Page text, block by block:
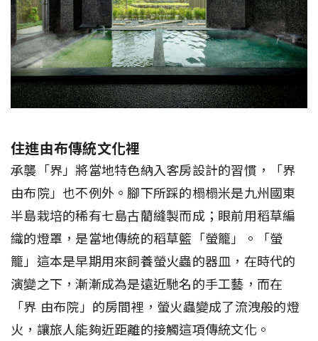
住進由布傳統文化裡
承襲「界」將當地特色納入客房設計的習慣，「界
由布院」也不例外。腳下所踩的榻榻米是九州國東
半島栽培的稀有七島古藺縫製而成；眼前用稻草編
織的燈罩，是當地傳統的稻草籃「螢籠」。「螢
籠」這本是早期用來飼養螢火蟲的器皿，在時代的
演變之下，漸漸成為是遠近馳名的手工藝，而在
「界 由布院」的房間裡，螢火蟲變成了流洩般的燈
火，讓旅人能夠近距離的接觸這項傳統文化。